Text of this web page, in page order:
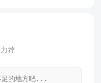
力荐